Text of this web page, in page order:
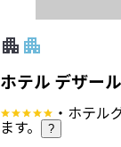
ホテル デザー
・ホテル
ます。 ?